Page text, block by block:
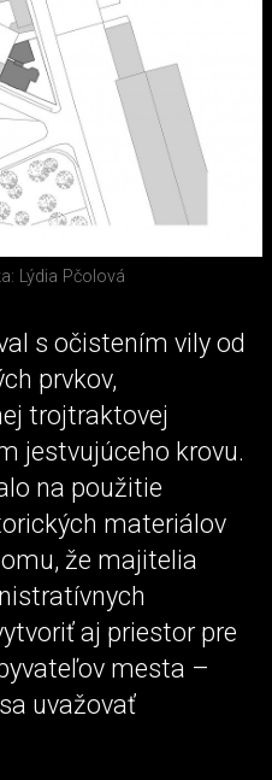
Lýdia Pčolová
s očistením vily od
prvkov,
trojtraktovej
jestvujúceho krovu.
na použitie
materiálov
že majitelia
aj priestor pre
mesta –
uvažovať